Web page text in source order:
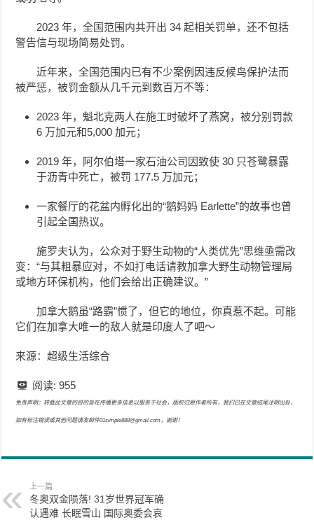
2023 年，全国范围内共开出 34 起相关罚单，还不包括
警告信与现场简易处罚。
近年来，全国范围内已有不少案例因违反候鸟保护法而
被严惩，被罚金额从几千元到数百万不等：
2023 年，魁北克两人在施工时破坏了燕窝，被分别罚款
6 万加元和5,000 加元；
2019 年，阿尔伯塔一家石油公司因致使 30 只苍鹭暴露
于沥青中死亡，被罚 177.5 万加元；
一家餐厅的花盆内孵化出的“鹅妈妈 Earlette”的故事也曾
引起全国热议。
施罗夫认为，公众对于野生动物的“人类优先”思维亟需改
变：“与其粗暴应对，不如打电话请教加拿大野生动物管理局
或地方环保机构，他们会给出正确建议。”
加拿大鹅虽“路霸”惯了，但它的地位，你真惹不起。可能
它们在加拿大唯一的敌人就是印度人了吧～
来源：超级生活综合
阅读: 955
免责声明：转载此文章的目的旨在传播更多信息以服务于社会，版权归原作者所有，我们已在文章结尾注明出处，
如有标注错误或其他问题请发邮件01simple888@gmail.com，谢谢！
上一篇
冬奥双金陨落! 31岁世界冠军确
认遇难 长眠雪山 国际奥委会哀